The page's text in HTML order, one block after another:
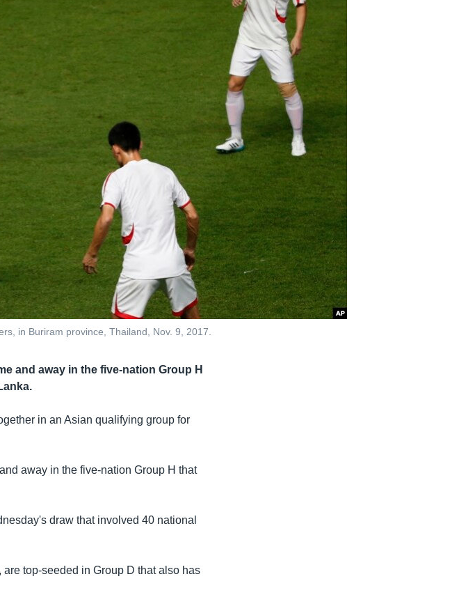
in Buriram province, Thailand, Nov. 9, 2017.
and away in the five-nation Group H
in an Asian qualifying group for
away in the five-nation Group H that
draw that involved 40 national
top-seeded in Group D that also has